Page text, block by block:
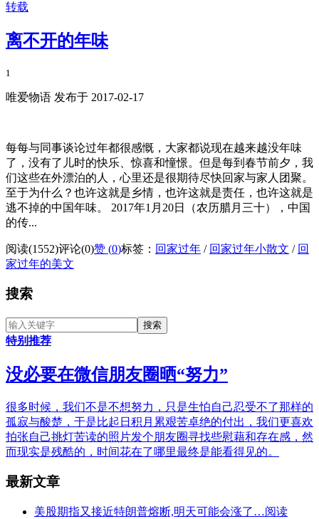
转载
离不开的年味
1
唯爱物语 发布于 2017-02-17
每每与同事谈论过年都很感慨，大家都说现在越来越没年味
了，没有了儿时的快乐、惊喜和憧憬。但是每到春节前夕，我
们这些在外漂泊的人，心里还是很期待尽快回家与家人团聚。
至于为什么？也许这就是乡情，也许这就是责任，也许这就是
逃不掉的中国年味。 2017年1月20日（农历腊月三十），中国
的传...
阅读(1552)评论(0)赞 (0)标签： 回家过年 / 回家过年小散文 / 回
家过年的美文
搜索
特别推荐
没必要在微信朋友圈晒“努力”
很多时候，我们不是不想努力，只是生怕自己忍受不了那样的
孤寂与酸楚，于是比起日积月累艰苦卓绝的付出，我们更喜欢
拍张自己挑灯苦读的照片发个朋友圈寻找些慰藉和存在感，然
而现实是残酷的，时间花在了哪里最终是能看得见的。
最新文章
美股期指又接近特朗普熔断,明天可能会涨了…阅读